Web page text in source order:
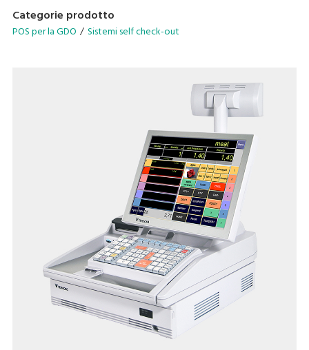
possibile migliorare la produttività al check-out del 160%.
Categorie prodotto
POS per la GDO Sistemi self check-out